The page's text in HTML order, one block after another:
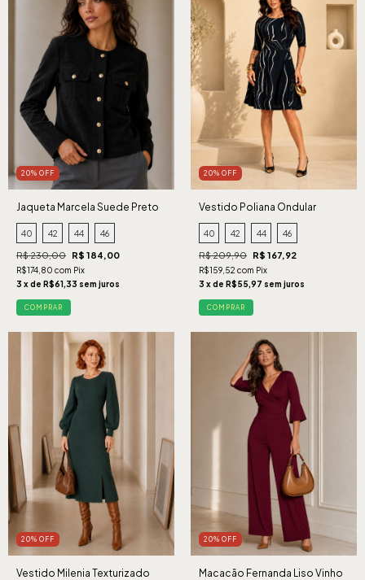
20% OFF
Jaqueta Marcela Suede Preto
40 42 44 46
R$ 230,00 R$ 184,00
R$174,80 com Pix
3 x de R$61,33 sem juros
COMPRAR
20% OFF
Vestido Poliana Ondular
Marinho
40 42 44 46
R$ 209,90 R$ 167,92
R$159,52 com Pix
3 x de R$55,97 sem juros
COMPRAR
20% OFF
Vestido Milenia Texturizado
20% OFF
Macacão Fernanda Liso Vinho